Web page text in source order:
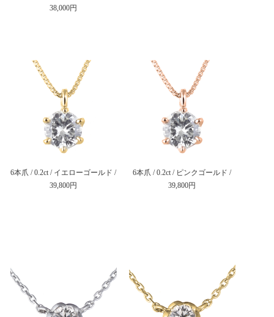
6本爪 / 0.2ct / イエローゴールド /
39,800円
6本爪 / 0.2ct / ピンクゴールド /
39,800円
38,000円